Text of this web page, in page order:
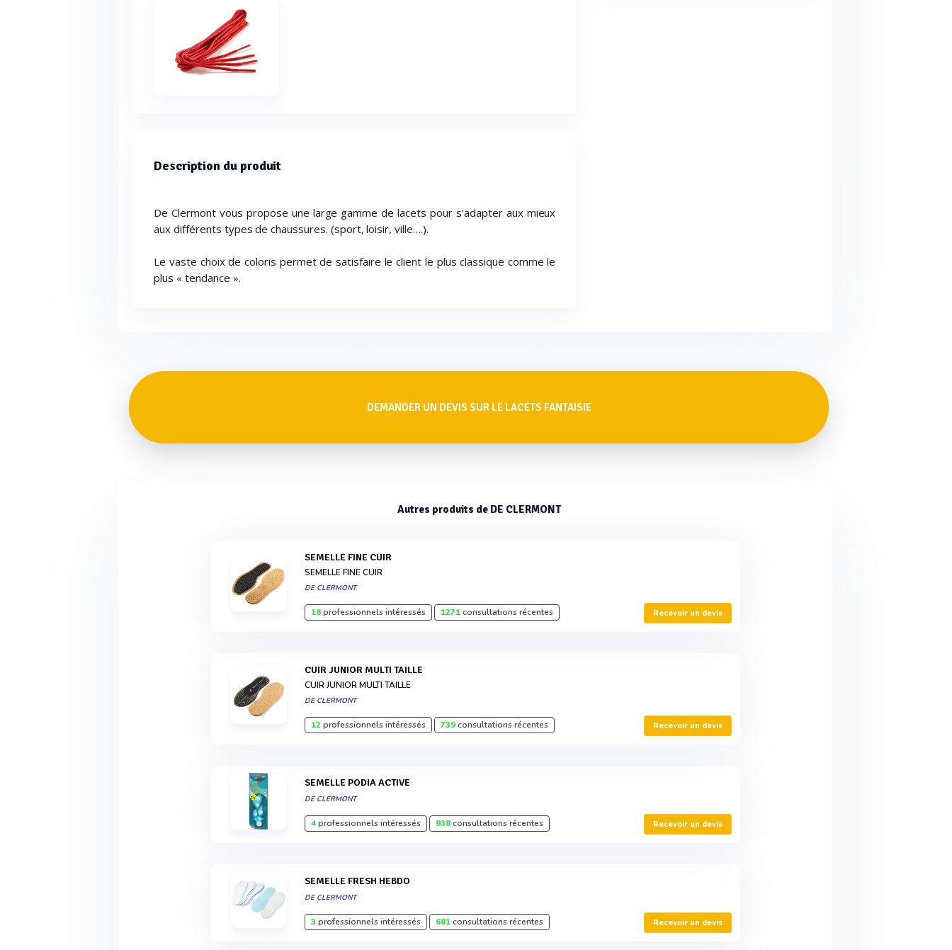
Description du produit
De Clermont vous propose une large gamme de lacets pour s’adapter aux mieux
aux différents types de chaussures. (sport, loisir, ville….).
Le vaste choix de coloris permet de satisfaire le client le plus classique comme le
plus « tendance ».
DEMANDER UN DEVIS SUR LE LACETS FANTAISIE
Autres produits de DE CLERMONT
SEMELLE FINE CUIR
SEMELLE FINE CUIR
DE CLERMONT
18professionnels intéressés 1271consultations récentes Recevoir un devis
CUIR JUNIOR MULTI TAILLE
CUIR JUNIOR MULTI TAILLE
DE CLERMONT
12professionnels intéressés 739consultations récentes Recevoir un devis
SEMELLE PODIA ACTIVE
DE CLERMONT
4professionnels intéressés 938consultations récentes Recevoir un devis
SEMELLE FRESH HEBDO
DE CLERMONT
3 professionnels intéressés 681consultations récentes Recevoir un devis